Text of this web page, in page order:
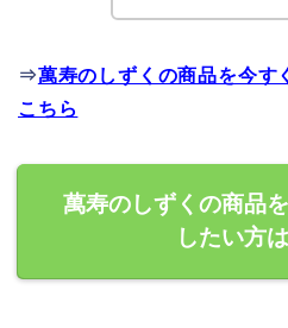
⇒萬寿のしずくの商品を今す
こちら
萬寿のしずくの商品
したい方